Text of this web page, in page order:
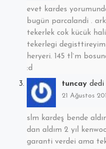
evet kardes
bugün parcalandi .
tekerlek cok kücük
tekerlegi
heryeri. 145 tl`m
:d
tuncay dedi
21 Ağustos
slm kardeş bende
dan aldım 2 yıl
garanti verdei ama